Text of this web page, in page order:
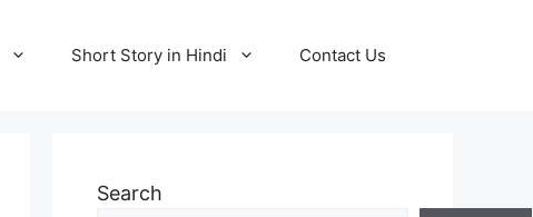
Short Story in Hindi Contact Us
Search